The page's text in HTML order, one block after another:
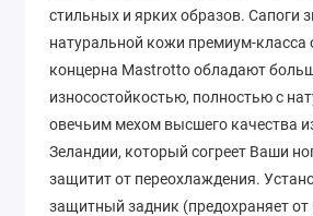
стильных и ярких образов. Сапоги
натуральной кожи премиум-класса
концерна Mastrotto обладают
износостойкостью, полностью с
овечьим мехом высшего качества
Зеландии, который согреет Ваши
защитит от переохлаждения.
защитный задник (предохраняет от